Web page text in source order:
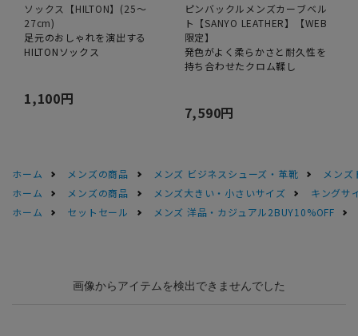
ソックス【HILTON】(25～
27cm)
足元のおしゃれを演出する
HILTONソックス
1,100円
ピンバックルメンズカーブベル
ト【SANYO LEATHER】【WEB
限定】
発色がよく柔らかさと耐久性を
持ち合わせたクロム鞣し
7,590円
ホーム メンズの商品 メンズ ビジネスシューズ・革靴
メンズ
ホーム
メンズの商品 メンズ大きい・小さいサイズ
キングサ
ホーム
セットセール メンズ 洋品・カジュアル2BUY10%OFF